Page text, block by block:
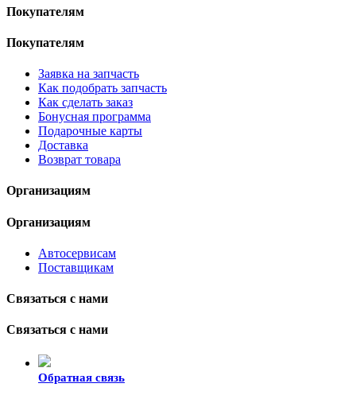
Покупателям
Покупателям
Заявка на запчасть
Как подобрать запчасть
Как сделать заказ
Бонусная программа
Подарочные карты
Доставка
Возврат товара
Организациям
Организациям
Автосервисам
Поставщикам
Связаться с нами
Связаться с нами
Обратная связь